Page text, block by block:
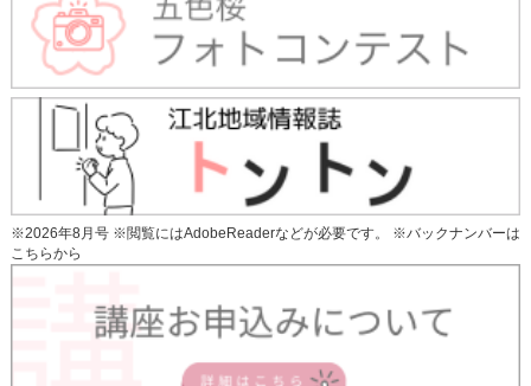
※2026年8月号 ※閲覧にはAdobeReaderなどが必要です。 ※バックナンバーは
こちらから